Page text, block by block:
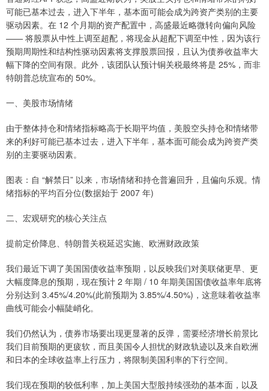
可能已基本过去，进入下半年，基本面可能会成为跨资产类别的主要
驱动因素。在 12 个月期的资产配置中，高盛最近略微转向偏向风险
—— 将股票从中性上调至超配，将现金从超配下调至中性，因为该行
预期周期性和结构性驱动因素将支撑股票回报，且认为债券收益率大
幅下降的空间有限。此外，该团队认预计铜关税最终将是 25%，而非
特朗普总统宣布的 50%。
一、美股市场情绪
由于整体持仓和情绪指标略高于长期平均值，美股空头持仓和情绪带
来的利好可能已基本过去，进入下半年，基本面可能会成为跨资产类
别的主要驱动因素。
图表：自 “解禁日” 以来，市场情绪和持仓普遍回升，且偏向乐观。情
绪指标的平均百分位(数据始于 2007 年)
二、宏观研究的核心关注点
提前定价降息、特朗普关税延迟实施、欧洲财政政策
我们最近下调了美国国债收益率预期，以反映我们对美联储更早、更
大幅度降息的预期，现在预计 2 年期 / 10 年期美国国债收益率年底将
分别达到 3.45%/4.20%(此前预期为 3.85%/4.50%)，这意味着收益率
曲线可能会小幅陡峭化。
我们仍然认为，债券市场要出现更显著的反弹，需要经济增长前景比
我们目前预期的更疲软，而且美国令人担忧的财政轨迹以及来自欧洲
和日本的全球收益率上行压力，将限制美国利率的下行空间。
我们现在预期的较低利率，加上美国大型股持续强劲的基本面，以及